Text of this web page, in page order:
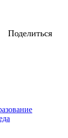
Поделиться